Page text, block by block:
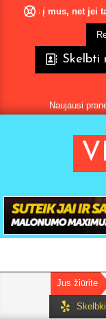
Pereitinet jei tai būtu ir
Skelbti
Naujausi
Jus žiūrite